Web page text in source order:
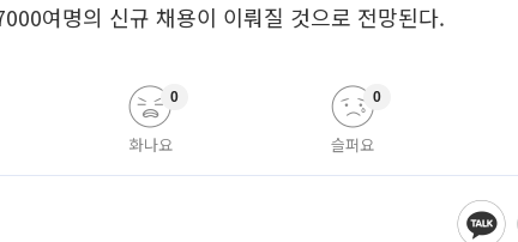
여명의 신규 채용이 이뤄질 것으로 전망된다.
화나요
0
슬퍼요
0